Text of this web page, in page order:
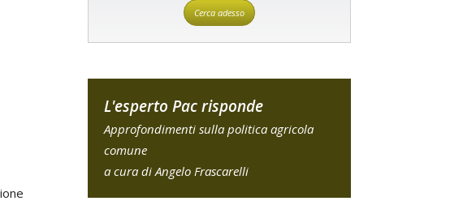
Cerca adesso
L'esperto Pac risponde
Approfondimenti sulla politica agricola
comune
a cura di Angelo Frascarelli